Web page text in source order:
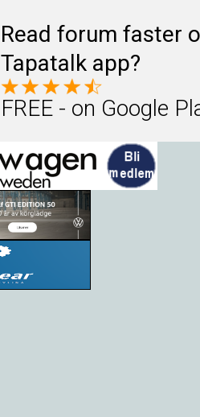
Read forum faster
Tapatalk app?
FREE - on Google